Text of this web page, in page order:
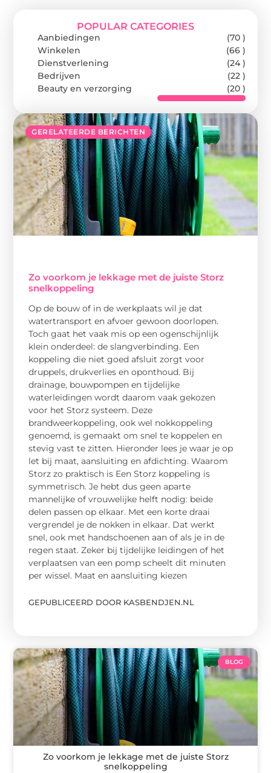
GERELATEERDE BERICHTEN
Zo voorkom je lekkage met de juiste Storz
snelkoppeling
Op de bouw of in de werkplaats wil je dat
watertransport en afvoer gewoon doorlopen.
Toch gaat het vaak mis op een ogenschijnlijk
klein onderdeel: de slangverbinding. Een
koppeling die niet goed afsluit zorgt voor
druppels, drukverlies en oponthoud. Bij
drainage, bouwpompen en tijdelijke
waterleidingen wordt daarom vaak gekozen
voor het Storz systeem. Deze
brandweerkoppeling, ook wel nokkoppeling
genoemd, is gemaakt om snel te koppelen en
stevig vast te zitten. Hieronder lees je waar je op
let bij maat, aansluiting en afdichting. Waarom
Storz zo praktisch is Een Storz koppeling is
symmetrisch. Je hebt dus geen aparte
mannelijke of vrouwelijke helft nodig: beide
delen passen op elkaar. Met een korte draai
vergrendel je de nokken in elkaar. Dat werkt
snel, ook met handschoenen aan of als je in de
regen staat. Zeker bij tijdelijke leidingen of het
verplaatsen van een pomp scheelt dit minuten
per wissel. Maat en aansluiting kiezen
GEPUBLICEERD DOOR KASBENDJEN.NL
POPULAR CATEGORIES
Aanbiedingen
(70 )
Winkelen
(66 )
Dienstverlening
(24 )
Bedrijven
(22 )
Beauty en verzorging
(20 )
BLOG
Zo voorkom je lekkage met de juiste Storz
snelkoppeling